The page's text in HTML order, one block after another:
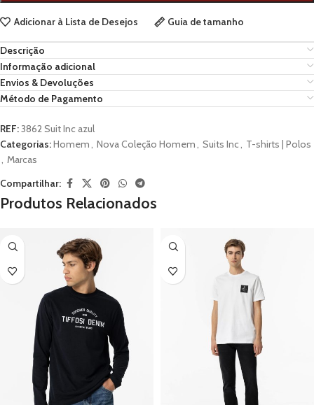
Adicionar à Lista de Desejos Guia de tamanho
Descrição
Informação adicional
Envios & Devoluções
Método de Pagamento
REF:3862 Suit Inc azul
Categorias:Homem, Nova Coleção Homem, Suits Inc, T-shirts | Polos
, Marcas
Compartilhar:
Produtos Relacionados